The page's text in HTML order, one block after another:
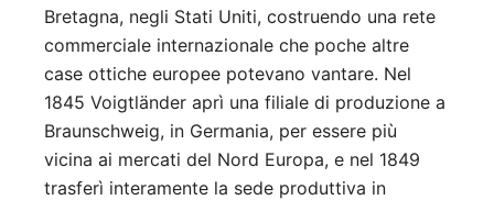
Bretagna, negli Stati Uniti, costruendo una rete
commerciale internazionale che poche altre
case ottiche europee potevano vantare. Nel
1845 Voigtländer aprì una filiale di produzione a
Braunschweig, in Germania, per essere più
vicina ai mercati del Nord Europa, e nel 1849
trasferì interamente la sede produttiva in